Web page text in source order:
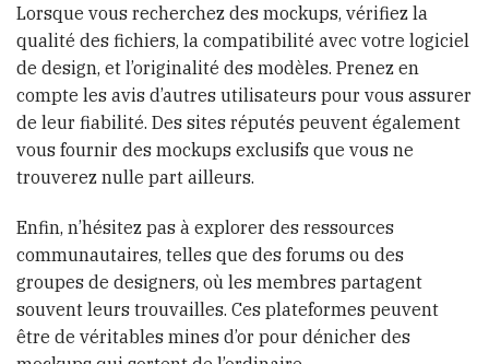
Lorsque vous recherchez des mockups, vérifiez la
qualité des fichiers, la compatibilité avec votre logiciel
de design, et l’originalité des modèles. Prenez en
compte les avis d’autres utilisateurs pour vous assurer
de leur fiabilité. Des sites réputés peuvent également
vous fournir des mockups exclusifs que vous ne
trouverez nulle part ailleurs.
Enfin, n’hésitez pas à explorer des ressources
communautaires, telles que des forums ou des
groupes de designers, où les membres partagent
souvent leurs trouvailles. Ces plateformes peuvent
être de véritables mines d’or pour dénicher des